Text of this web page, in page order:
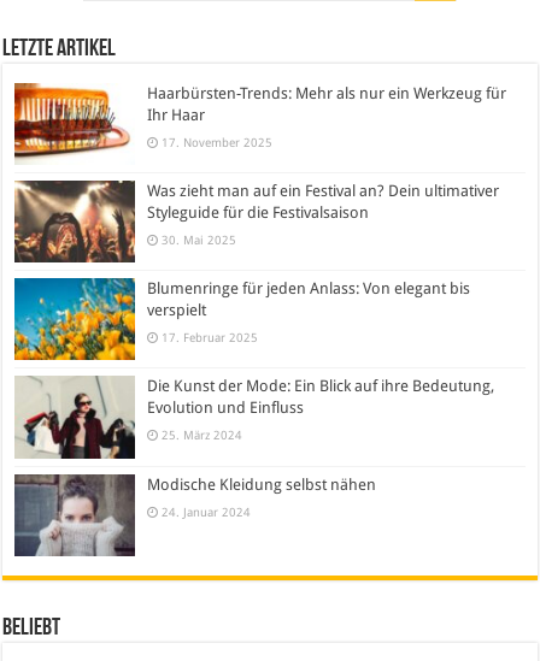
Letzte Artikel
Haarbürsten-Trends: Mehr als nur ein Werkzeug für
Ihr Haar
17. November 2025
Was zieht man auf ein Festival an? Dein ultimativer
Styleguide für die Festivalsaison
30. Mai 2025
Blumenringe für jeden Anlass: Von elegant bis
verspielt
17. Februar 2025
Die Kunst der Mode: Ein Blick auf ihre Bedeutung,
Evolution und Einfluss
25. März 2024
Modische Kleidung selbst nähen
24. Januar 2024
Beliebt